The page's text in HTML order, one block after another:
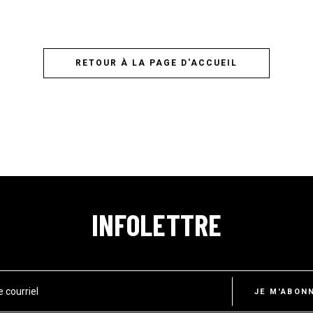
RETOUR À LA PAGE D'ACCUEIL
INFOLETTRE
courriel JE